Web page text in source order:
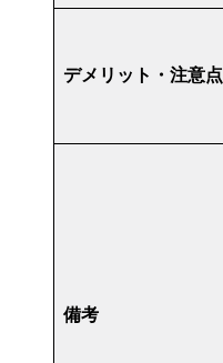
デメリット・注意点
備考